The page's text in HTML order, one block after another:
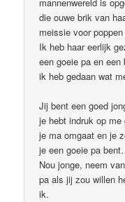
die ouwe brik van
meissie voor
Ik heb haar eerlijk
een goeie pa en
ik heb gedaan wat
Jij bent een goed
je hebt indruk op
je ma omgaat en je
je een goeie pa
Nou jonge, neem
pa als jij zou willen
ik.